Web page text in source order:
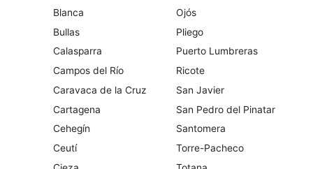
Blanca
Bullas
Calasparra
Campos del Río
Caravaca de la Cruz
Cartagena
Cehegín
Ceutí
Ojós
Pliego
Puerto Lumbreras
Ricote
San Javier
San Pedro del Pinatar
Santomera
Torre-Pacheco